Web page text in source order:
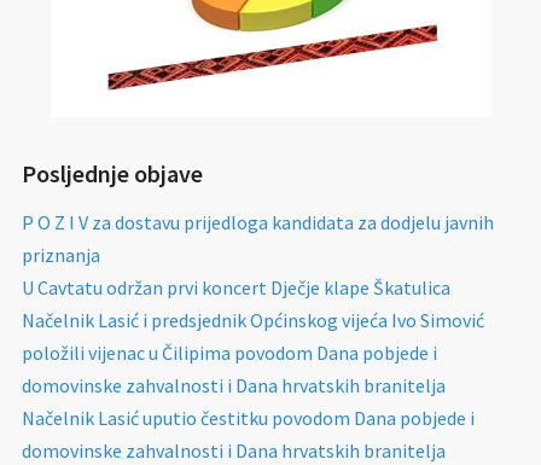
Posljednje objave
P O Z I V za dostavu prijedloga kandidata za dodjelu javnih
priznanja
U Cavtatu održan prvi koncert Dječje klape Škatulica
Načelnik Lasić i predsjednik Općinskog vijeća Ivo Simović
položili vijenac u Čilipima povodom Dana pobjede i
domovinske zahvalnosti i Dana hrvatskih branitelja
Načelnik Lasić uputio čestitku povodom Dana pobjede i
domovinske zahvalnosti i Dana hrvatskih branitelja